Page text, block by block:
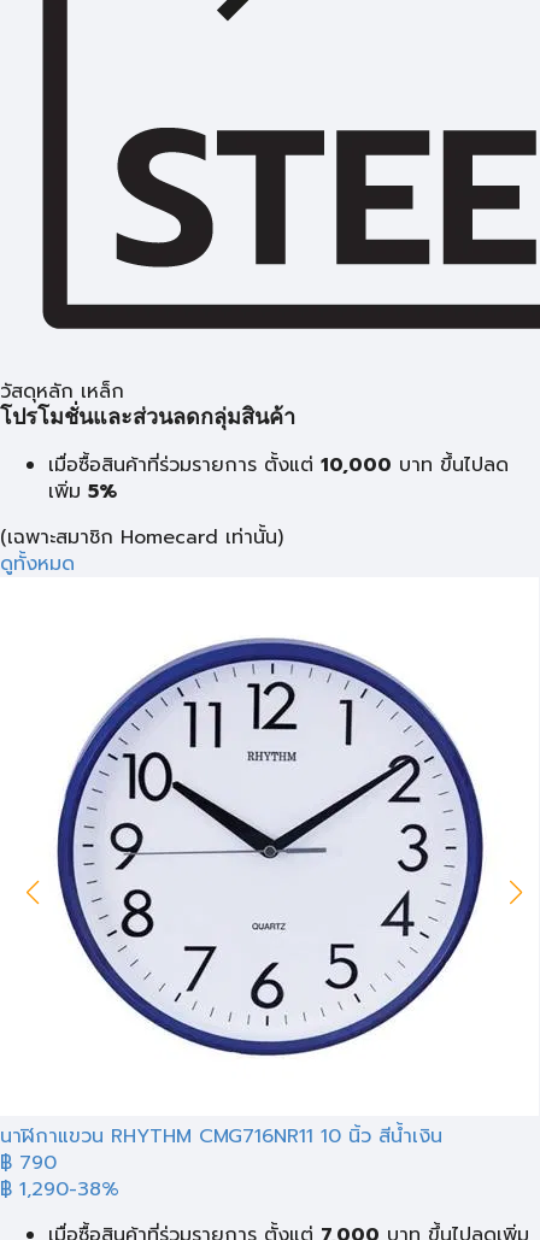
วัสดุหลัก เหล็ก
โปรโมชั่นและส่วนลดกลุ่มสินค้า
เมื่อซื้อสินค้าที่ร่วมรายการ ตั้งแต่ 10,000 บาท ขึ้นไปลด
เพิ่ม 5%
(เฉพาะสมาชิก Homecard เท่านั้น)
ดูทั้งหมด
นาฬิกาแขวน RHYTHM CMG716NR11 10 นิ้ว สีน้ำเงิน
฿ 790
฿ 1,290-38%